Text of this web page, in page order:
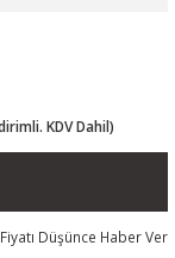
KDV Dahil)
Fiyatı Düşünce Haber Ver